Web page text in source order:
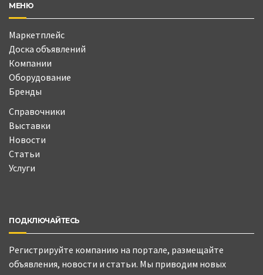
МЕНЮ
Маркетплейс
Доска объявлений
Компании
Оборудование
Бренды
Справочники
Выставки
Новости
Статьи
Услуги
ПОДКЛЮЧАЙТЕСЬ
Регистрируйте компанию на портале, размещайте
объявления, новости и статьи. Мы приводим новых